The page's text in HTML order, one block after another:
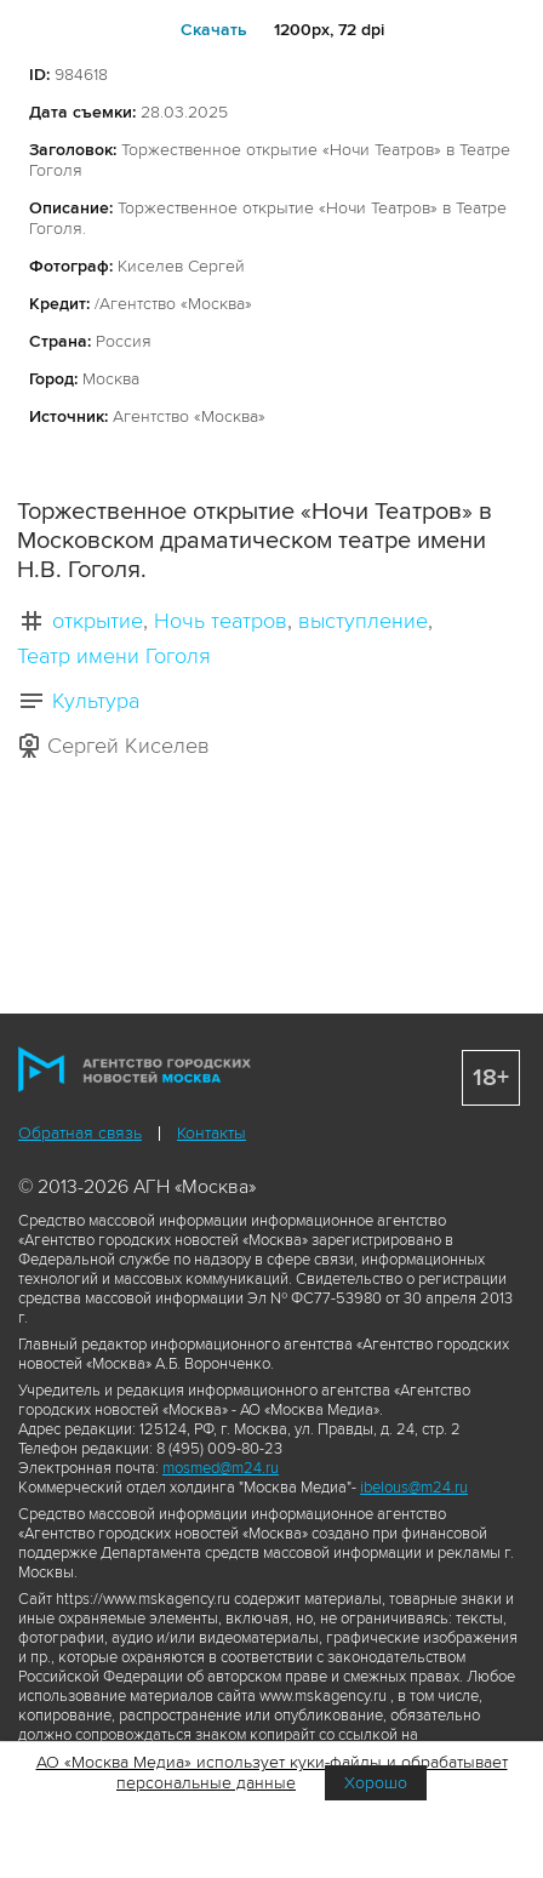
Cкачать 1200px, 72 dpi
ID: 984618
Дата съемки: 28.03.2025
Заголовок: Торжественное открытие «Ночи Театров» в Театре
Гоголя
Описание: Торжественное открытие «Ночи Театров» в Театре
Гоголя.
Фотограф: Киселев Сергей
Кредит: /Агентство «Москва»
Страна: Россия
Город: Москва
Источник: Агентство «Москва»
Торжественное открытие «Ночи Театров» в
Московском драматическом театре имени
Н.В. Гоголя.
открытие Ночь театров выступление
Театр имени Гоголя
Культура
Сергей Киселев
Обратная связь Контакты
© 2013-2026 АГН «Москва»
Средство массовой информации информационное агентство
«Агентство городских новостей «Москва» зарегистрировано в
Федеральной службе по надзору в сфере связи, информационных
технологий и массовых коммуникаций. Свидетельство о регистрации
средства массовой информации Эл № ФС77-53980 от 30 апреля 2013
г.
Главный редактор информационного агентства «Агентство городских
новостей «Москва» А.Б. Воронченко.
Учредитель и редакция информационного агентства «Агентство
городских новостей «Москва» - АО «Москва Медиа».
Адрес редакции: 125124, РФ, г. Москва, ул. Правды, д. 24, стр. 2
Телефон редакции: 8 (495) 009-80-23
Электронная почта: mosmed@m24.ru
Коммерческий отдел холдинга "Москва Медиа"- ibelous@m24.ru
Средство массовой информации информационное агентство
«Агентство городских новостей «Москва» создано при финансовой
поддержке Департамента средств массовой информации и рекламы г.
Москвы.
Сайт https://www.mskagency.ru содержит материалы, товарные знаки и
иные охраняемые элементы, включая, но, не ограничиваясь: тексты,
фотографии, аудио и/или видеоматериалы, графические изображения
и пр., которые охраняются в соответствии с законодательством
Российской Федерации об авторском праве и смежных правах. Любое
использование материалов сайта www.mskagency.ru , в том числе,
копирование, распространение или опубликование, обязательно
должно сопровождаться знаком копирайт со ссылкой на
правообладателя © АО «Москва Медиа», а также гиперссылкой на сайт
www.mskagency.ru как на первоисточник информации. Переработка
материалов сайта www.mskagency.ru не допускается.
18+
АО «Москва Медиа» использует куки-файлы и обрабатывает
персональные данные
Хорошо